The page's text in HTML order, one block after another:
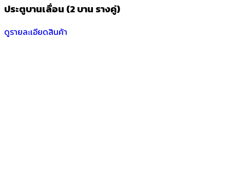
ประตูบานเลื่อน (2 บาน รางคู่)
ดูรายละเอียดสินค้า